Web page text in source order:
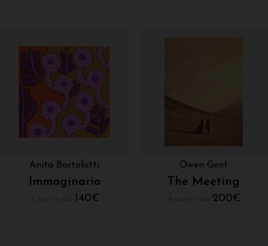
Anita Bortolotti
Immaginario
140€
Owen Gent
The Meeting
200€